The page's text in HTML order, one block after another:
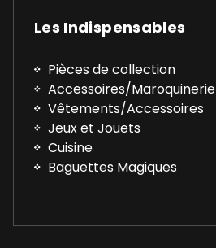
Les Indispensables
Pièces de collection
Accessoires/Maroquinerie
Vêtements/Accessoires
Jeux et Jouets
Cuisine
Baguettes Magiques